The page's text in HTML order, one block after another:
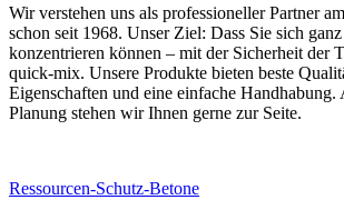
Wir verstehen uns als professioneller Partner
schon seit 1968. Unser Ziel: Dass Sie sich
konzentrieren können – mit der Sicherheit der
quick-mix. Unsere Produkte bieten beste
Eigenschaften und eine einfache Handhabung.
Planung stehen wir Ihnen gerne zur Seite.
Ressourcen-Schutz-Betone